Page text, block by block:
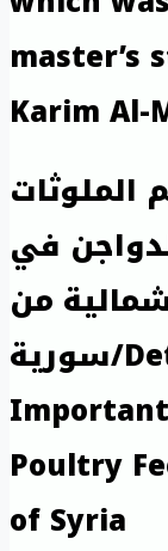
master’s
Karim Al-
في
من
سورية/Detection of Most
Poultry
of Syria